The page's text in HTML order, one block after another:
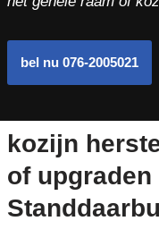
bel nu 076-2005021
kozijn
of upgraden